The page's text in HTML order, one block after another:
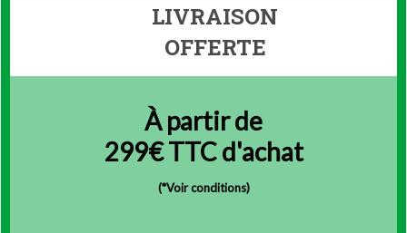
LIVRAISON
OFFERTE
À partir de
299€ TTC d'achat
(*Voir conditions)